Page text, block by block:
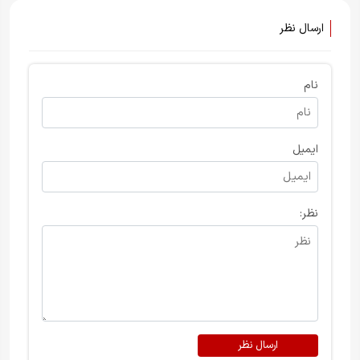
ارسال نظر
نام
ایمیل
نظر:
ارسال نظر